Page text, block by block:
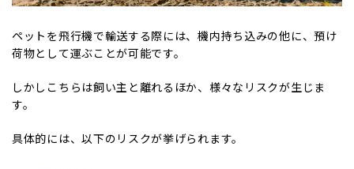
ペットを飛行機で輸送する際には、機内持ち込みの他に、預け
荷物として運ぶことが可能です。
しかしこちらは飼い主と離れるほか、様々なリスクが生じま
す。
具体的には、以下のリスクが挙げられます。